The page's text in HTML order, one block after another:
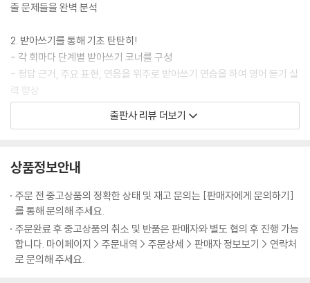
출 문제들을 완벽 분석
2. 받아쓰기를 통해 기초 탄탄히!
- 각 회마다 단계별 받아쓰기 코너를 구성
- 정답 근거, 주요 표현, 연음을 위주로 받아쓰기 연습을 하여 영어 듣기 실
력 향상
3. 혼자서도 학습 가능한 자세하고 친절한 해설
4. 다양한 성우와 살아있는 표현
- 다양한 원어민들의 목소리와 억양에 익숙해질 수 있도록 총 6명의 남/여
성우가 녹음
5. 차별화된 온라인 무료 서비스
출판사 리뷰 더보기
상품정보안내
주문 전 중고상품의 정확한 상태 및 재고 문의는 [판매자에게 문의하기]
를 통해 문의해 주세요.
주문완료 후 중고상품의 취소 및 반품은 판매자와 별도 협의 후 진행 가능
합니다. 마이페이지 > 주문내역 > 주문상세 > 판매자 정보보기 > 연락처
로 문의해 주세요.